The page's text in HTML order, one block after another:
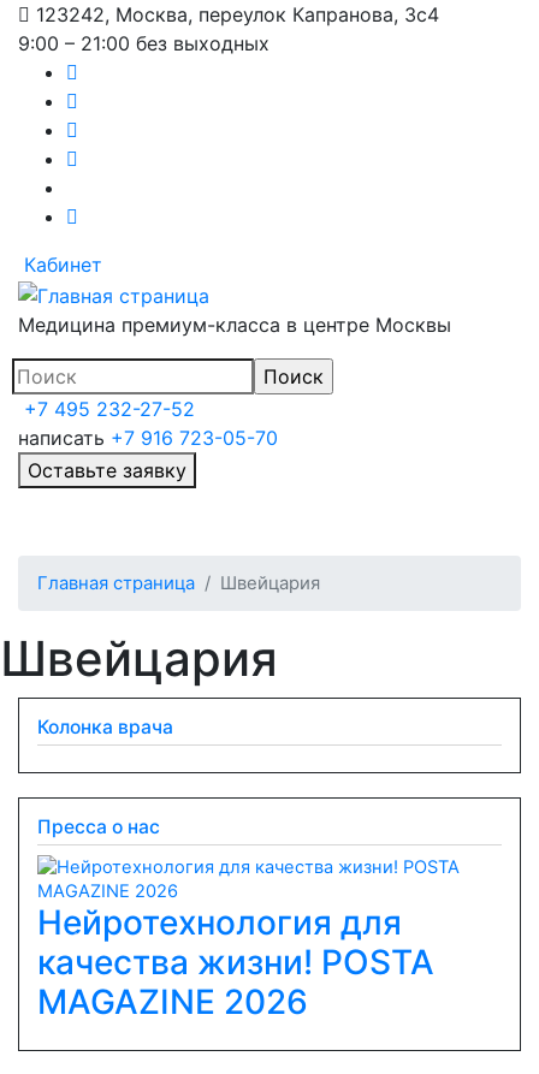
Перейти
123242, Москва, переулок Капранова, 3с4
9:00 – 21:00 без выходных
Кабинет
Медицина премиум-класса в центре Москвы
+7 495 232-27-52
написать +7 916 723-05-70
Оставьте заявку
Главная страница Швейцария
Швейцария
Колонка врача
Пресса о нас
Нейротехнология для
качества жизни! POSTA
MAGAZINE 2026
Previous